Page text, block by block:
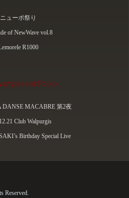
ニューポ祭り
of NewWave vol.8
R1000
DANSE MACABRE 第2夜
Club Walpurgis
Birthday Special Live
Reserved.